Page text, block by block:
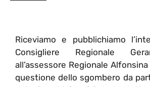
Riceviamo e pubblichiamo
Consigliere Regionale
all’assessore Regionale
questione dello sgombero da